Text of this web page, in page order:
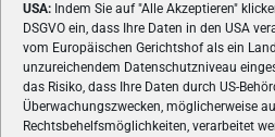
USA: Indem Sie auf "Alle Akzeptieren"
DSGVO ein, dass Ihre Daten in den USA
vom Europäischen Gerichtshof als ein
unzureichendem Datenschutzniveau
das Risiko, dass Ihre Daten durch US-
Überwachungszwecken, möglicherweise
Rechtsbehelfsmöglichkeiten, verarbeitet
ÜBER
VON GAMERN, FÜR GAMER!
Spielemagazin Österreichs und
Reviews und Videos zu PC- und
Hardware und aus der